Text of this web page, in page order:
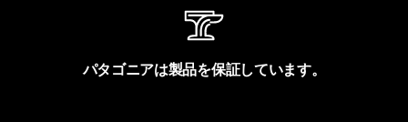
パタゴニアは製品を保証しています。